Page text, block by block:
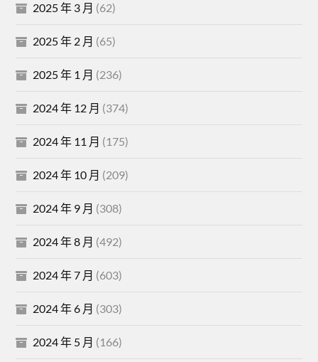
2025 年 3 月 (62)
2025 年 2 月 (65)
2025 年 1 月 (236)
2024 年 12 月 (374)
2024 年 11 月 (175)
2024 年 10 月 (209)
2024 年 9 月 (308)
2024 年 8 月 (492)
2024 年 7 月 (603)
2024 年 6 月 (303)
2024 年 5 月 (166)